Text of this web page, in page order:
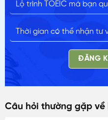
ĐĂNG
Câu hỏi thường gặp về